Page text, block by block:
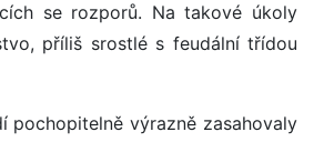
se rozporů. Na takové úkoly
příliš srostlé s feudální třídou
pochopitelně výrazně zasahovaly